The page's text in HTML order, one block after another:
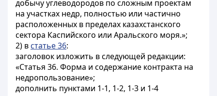
добычу углеводородов по сложным проектам
на участках недр, полностью или частично
расположенных в пределах казахстанского
сектора Каспийского или Аральского моря.»;
2) в статье 36:
заголовок изложить в следующей редакции:
«Статья 36. Форма и содержание контракта на
недропользование»;
дополнить пунктами 1-1, 1-2, 1-3 и 1-4